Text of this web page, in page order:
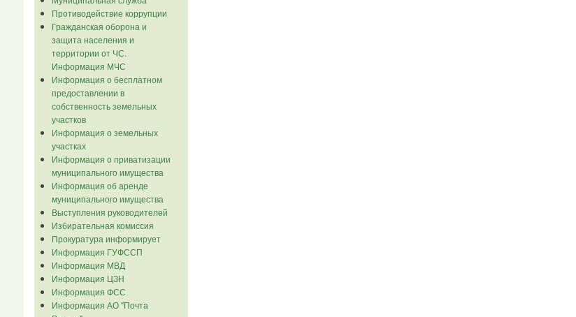
Противодействие коррупции
Гражданская оборона и
защита населения и
территории от ЧС.
Информация МЧС
Информация о бесплатном
предоставлении в
собственность земельных
участков
Информация о земельных
участках
Информация о приватизации
муниципального имущества
Информация об аренде
муниципального имущества
Выступления руководителей
Избирательная комиссия
Прокуратура информирует
Информация ГУФССП
Информация МВД
Информация ЦЗН
Информация ФСС
Информация АО "Почта